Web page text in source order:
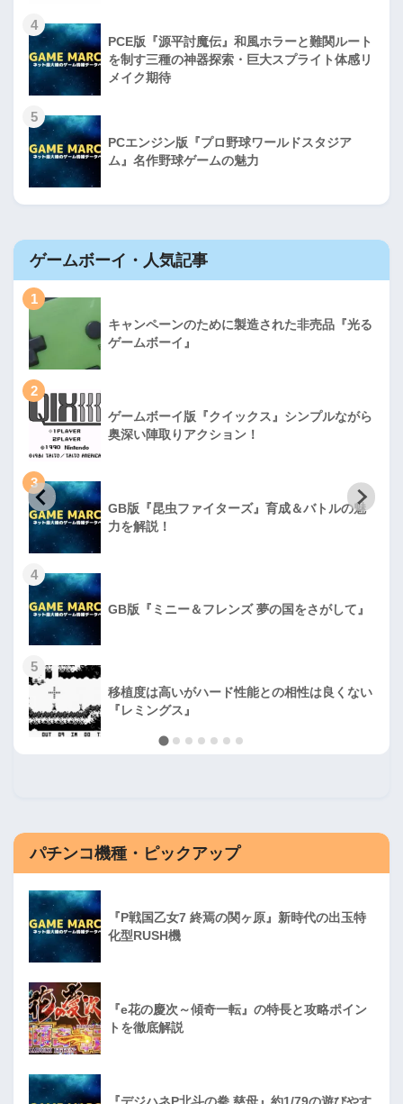
4
PCE版『源平討魔伝』和風ホラーと難関ルート
を制す三種の神器探索・巨大スプライト体感リ
メイク期待
5
PCエンジン版『プロ野球ワールドスタジア
ム』名作野球ゲームの魅力
ゲームボーイ・人気記事
1
キャンペーンのために製造された非売品『光る
ゲームボーイ』
2
ゲームボーイ版『クイックス』シンプルながら
奥深い陣取りアクション！
3
GB版『昆虫ファイターズ』育成＆バトルの魅
力を解説！
4
GB版『ミニー＆フレンズ 夢の国をさがして』
5
移植度は高いがハード性能との相性は良くない
『レミングス』
パチンコ機種・ピックアップ
『P戦国乙女7 終焉の関ヶ原』新時代の出玉特
化型RUSH機
『e花の慶次～傾奇一転』の特長と攻略ポイン
トを徹底解説